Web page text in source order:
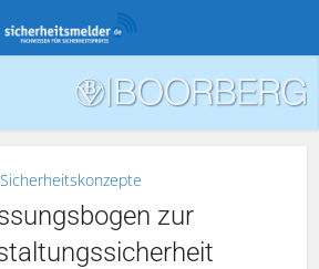
Sicherheitskonzepte
zur